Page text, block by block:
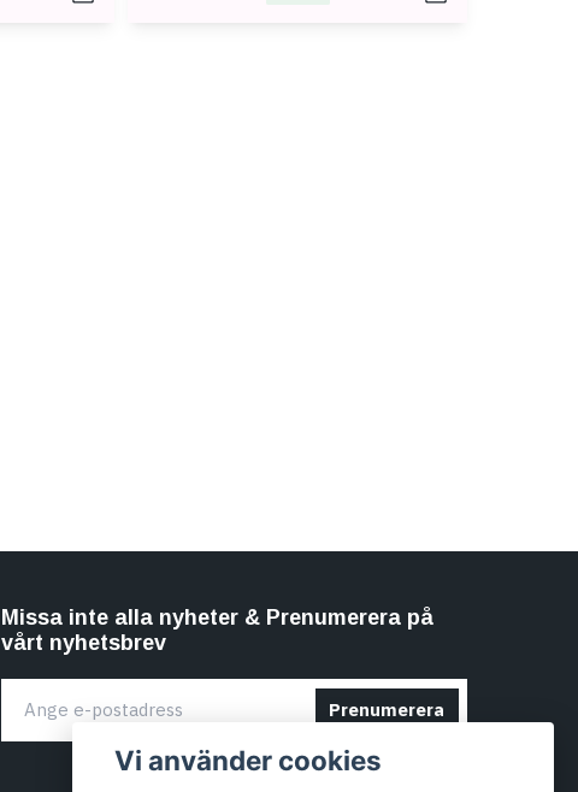
Missa inte alla nyheter & Prenumerera på
vårt nyhetsbrev
Prenumerera
Vi använder cookies